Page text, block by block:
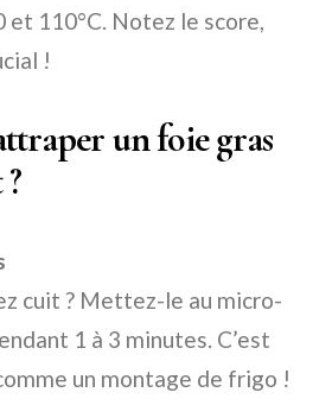
et 110°C. Notez le score,
!
un foie gras
cuit ? Mettez-le au micro-
1 à 3 minutes. C’est
un montage de frigo !